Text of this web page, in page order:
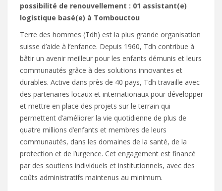
possibilité de renouvellement : 01 assistant(e)
logistique basé(e) à Tombouctou
Terre des hommes (Tdh) est la plus grande organisation
suisse d’aide à l’enfance. Depuis 1960, Tdh contribue à
bâtir un avenir meilleur pour les enfants démunis et leurs
communautés grâce à des solutions innovantes et
durables. Active dans près de 40 pays, Tdh travaille avec
des partenaires locaux et internationaux pour développer
et mettre en place des projets sur le terrain qui
permettent d’améliorer la vie quotidienne de plus de
quatre millions d’enfants et membres de leurs
communautés, dans les domaines de la santé, de la
protection et de l’urgence. Cet engagement est financé
par des soutiens individuels et institutionnels, avec des
coûts administratifs maintenus au minimum.